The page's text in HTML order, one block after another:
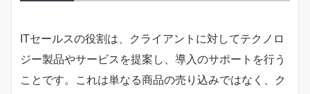
ITセールスの役割は、クライアントに対してテクノロ
ジー製品やサービスを提案し、導入のサポートを行う
ことです。これは単なる商品の売り込みではなく、ク